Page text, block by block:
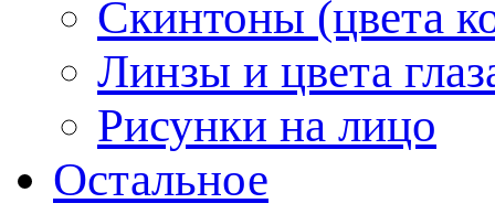
Скинтоны (цвета
Линзы и цвета
Рисунки на лицо
Остальное